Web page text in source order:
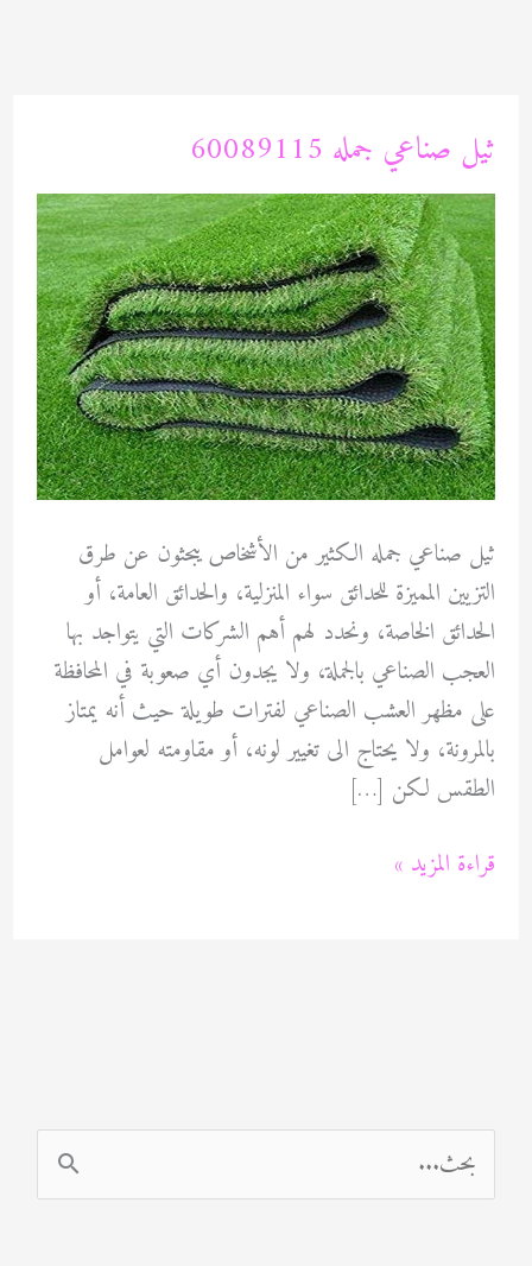
ثيل صناعي جمله 60089115
ثيل صناعي جمله الكثير من الأشخاص يبحثون عن طرق
التزيين المميزة للحدائق سواء المنزلية، والحدائق العامة، أو
الحدائق الخاصة، ونحدد لهم أهم الشركات التي يتواجد بها
العجب الصناعي بالجملة، ولا يجدون أي صعوبة في المحافظة
على مظهر العشب الصناعي لفترات طويلة حيث أنه يمتاز
بالمرونة، ولا يحتاج الى تغيير لونه، أو مقاومته لعوامل
الطقس لكن […]
ثيل
قراءة المزيد »
ل